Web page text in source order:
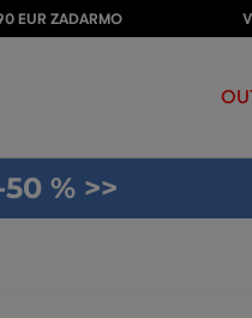
EUR ZADARMO
% >>